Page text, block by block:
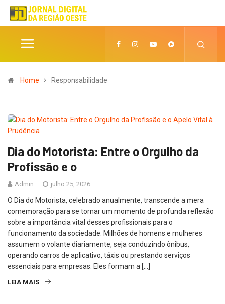
Home Responsabilidade
Dia do Motorista: Entre o Orgulho da
Profissão e o
Admin julho 25, 2026
O Dia do Motorista, celebrado anualmente, transcende a mera
comemoração para se tornar um momento de profunda reflexão
sobre a importância vital desses profissionais para o
funcionamento da sociedade. Milhões de homens e mulheres
assumem o volante diariamente, seja conduzindo ônibus,
operando carros de aplicativo, táxis ou prestando serviços
essenciais para empresas. Eles formam a […]
LEIA MAIS